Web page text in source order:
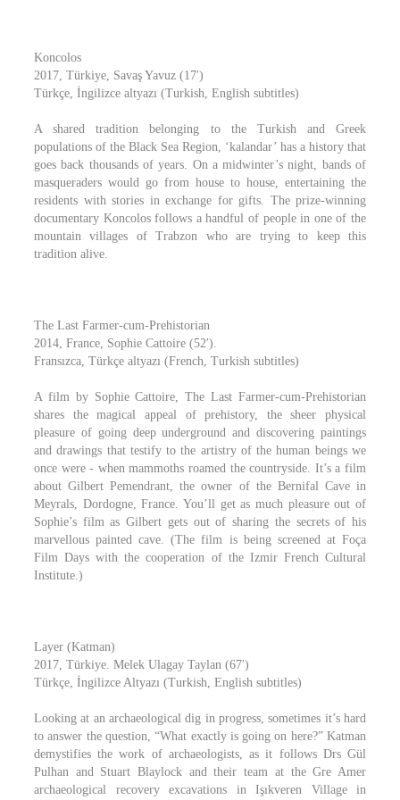
Koncolos
2017, Türkiye, Savaş Yavuz (17′)
Türkçe, İngilizce altyazı (Turkish, English subtitles)
A shared tradition belonging to the Turkish and Greek
populations of the Black Sea Region, ‘kalandar’ has a history that
goes back thousands of years. On a midwinter’s night, bands of
masqueraders would go from house to house, entertaining the
residents with stories in exchange for gifts. The prize-winning
documentary Koncolos follows a handful of people in one of the
mountain villages of Trabzon who are trying to keep this
tradition alive.
The Last Farmer-cum-Prehistorian
2014, France, Sophie Cattoire (52′).
Fransızca, Türkçe altyazı (French, Turkish subtitles)
A film by Sophie Cattoire, The Last Farmer-cum-Prehistorian
shares the magical appeal of prehistory, the sheer physical
pleasure of going deep underground and discovering paintings
and drawings that testify to the artistry of the human beings we
once were - when mammoths roamed the countryside. It’s a film
about Gilbert Pemendrant, the owner of the Bernifal Cave in
Meyrals, Dordogne, France. You’ll get as much pleasure out of
Sophie’s film as Gilbert gets out of sharing the secrets of his
marvellous painted cave. (The film is being screened at Foça
Film Days with the cooperation of the Izmir French Cultural
Institute.)
Layer (Katman)
2017, Türkiye. Melek Ulagay Taylan (67′)
Türkçe, İngilizce Altyazı (Turkish, English subtitles)
Looking at an archaeological dig in progress, sometimes it’s hard
to answer the question, “What exactly is going on here?” Katman
demystifies the work of archaeologists, as it follows Drs Gül
Pulhan and Stuart Blaylock and their team at the Gre Amer
archaeological recovery excavations in Işıkveren Village in